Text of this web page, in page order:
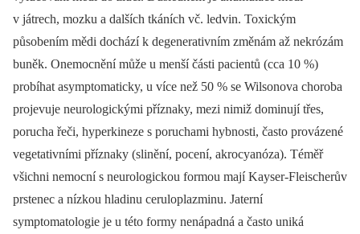
v játrech, mozku a dalších tkáních vč. ledvin. Toxickým
působením mědi dochází k degenerativním změnám až nekrózám
buněk. Onemocnění může u menší části pacientů (cca 10 %)
probíhat asymptomaticky, u více než 50 % se Wilsonova choroba
projevuje neurologickými příznaky, mezi nimiž dominují třes,
porucha řeči, hyperkineze s poruchami hybnosti, často provázené
vegetativními příznaky (slinění, pocení, akrocyanóza). Téměř
všichni nemocní s neurologickou formou mají Kayser-Fleischerův
prstenec a nízkou hladinu ceruloplazminu. Jaterní
symptomatologie je u této formy nenápadná a často uniká